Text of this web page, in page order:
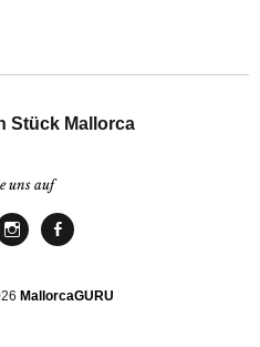
Stück Mallorca
uns auf
MallorcaGURU